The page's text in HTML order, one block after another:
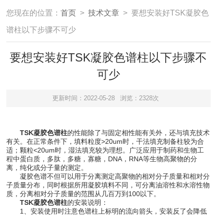
您现在的位置：首页 >技术文章 > 要想安装好TSK凝胶色
谱柱以下步骤不可少
要想安装好TSK凝胶色谱柱以下步骤不
可少
更新时间：2022-05-28 浏览：2328次
TSK凝胶色谱柱的性能除了与固定相性能有关外，还与填充技术
有关。在正常条件下，填料粒度>20um时，干法填充制备柱较为合
适；颗粒<20um时，湿法填充较为理想。广泛应用于制药和生物工
程中蛋白质，多肽，多糖，寡糖，DNA，RNA等生物高聚物的分
离，纯化或分子量的测定。
凝胶色谱不但可以用于分离测定高聚物的相对分子质量和相对分
子质量分布，同时根据所用凝胶填料不同，可分离油溶性和水溶性物
质，分离相对分子质量的范围从几百万到100以下。
TSK凝胶色谱柱的安装说明：
1、安装使用时注意色谱柱上标明的流向箭头，安装反了会降低